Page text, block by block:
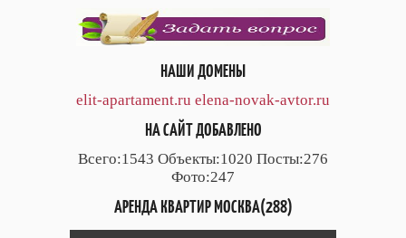
НАШИ ДОМЕНЫ
elit-apartament.ru elena-novak-avtor.ru
НА САЙТ ДОБАВЛЕНО
Всего:1543 Объекты:1020 Посты:276
Фото:247
АРЕНДА КВАРТИР МОСКВА(288)